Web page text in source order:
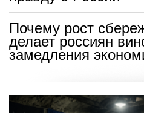
Почему рост
делает россиян
замедления